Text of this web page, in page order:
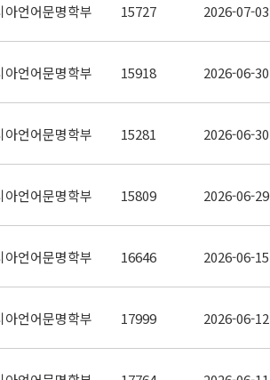
아언어문명학부 15727 2026-07-03
아언어문명학부 15918 2026-06-30
아언어문명학부 15281 2026-06-30
아언어문명학부 15809 2026-06-29
아언어문명학부 16646 2026-06-15
아언어문명학부 17999 2026-06-12